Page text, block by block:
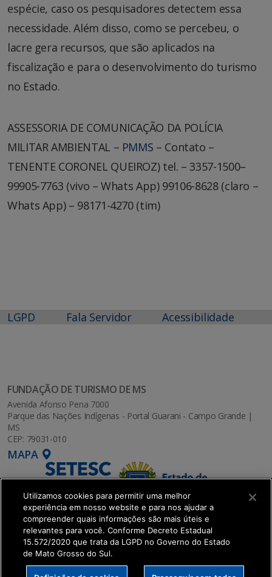
espécie, caso os pesquisadores detectem essa
necessidade. Além disso, como se percebeu, o
lacre gera recursos, que são aplicados na
fiscalização e para o desenvolvimento do turismo
no Estado.
ASSESSORIA DE COMUNICAÇÃO DA POLÍCIA
MILITAR AMBIENTAL – PMMS – Contato –
TENENTE CORONEL QUEIROZ) tel. – 3357-1500–
99905-7763 (vivo – Whats App) 99106-8628 (claro –
Whats App) – 98171-4270 (tim)
LGPD Fala Servidor Acessibilidade
FUNDAÇÃO DE TURISMO DE MS
Avenida Afonso Pena 7000
Parque das Nações Indígenas - Portal Guarani - Campo Grande |
MS
CEP: 79031-010
MAPA
SETDIG | Secretaria-Executiva de Transformação
Utilizamos cookies para permitir uma melhor
experiência em nosso website e para nos ajudar a
compreender quais informações são mais úteis e
relevantes para você. Conforme Decreto Estadual
15.572/2020 que trata da LGPD no Governo do Estado
de Mato Grosso do Sul.